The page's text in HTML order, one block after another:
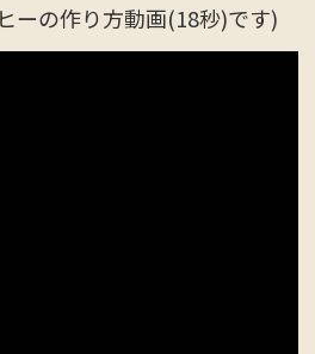
ーの作り方動画(18秒)です)